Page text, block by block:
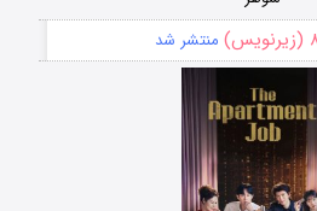
منتشر شد